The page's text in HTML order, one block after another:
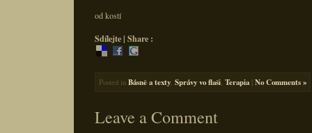
od kostí
Sdílejte | Share :
Posted in Básně a texty Správy vo flaši Terapia |No Comments »
Leave a Comment